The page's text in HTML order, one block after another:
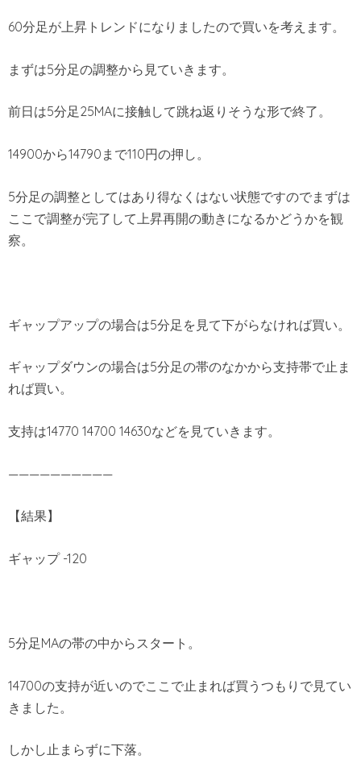
60分足が上昇トレンドになりましたので買いを考えます。
まずは5分足の調整から見ていきます。
前日は5分足25MAに接触して跳ね返りそうな形で終了。
14900から14790まで110円の押し。
5分足の調整としてはあり得なくはない状態ですのでまずは
ここで調整が完了して上昇再開の動きになるかどうかを観
察。
ギャップアップの場合は5分足を見て下がらなければ買い。
ギャップダウンの場合は5分足の帯のなかから支持帯で止ま
れば買い。
支持は14770 14700 14630などを見ていきます。
——————————
【結果】
ギャップ -120
5分足MAの帯の中からスタート。
14700の支持が近いのでここで止まれば買うつもりで見てい
きました。
しかし止まらずに下落。